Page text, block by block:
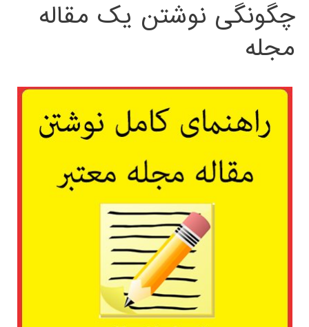
چگونگی نوشتن یک مقاله
مجله